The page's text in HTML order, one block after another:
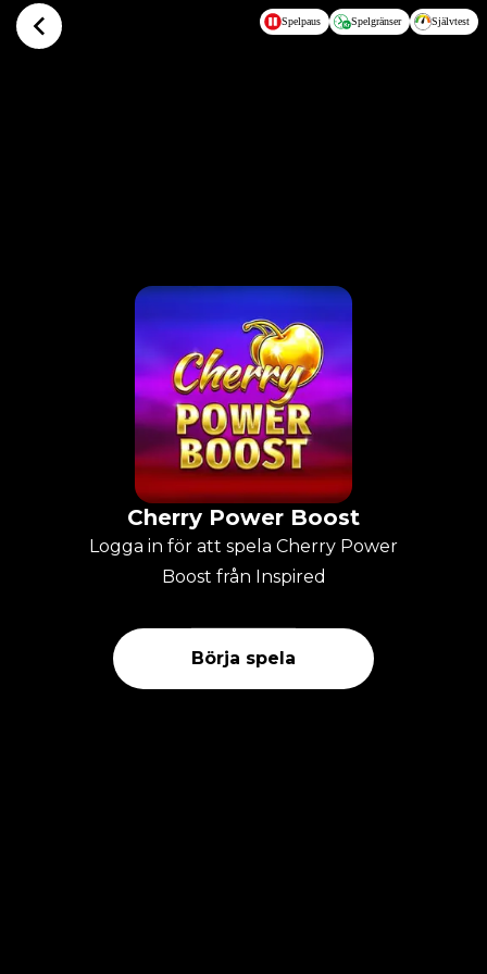
Hoppa till huvudinnehållet Spelpaus Spelgränser Självtest
Cherry Power Boost
Logga in för att spela Cherry Power
Boost från Inspired
Börja spela